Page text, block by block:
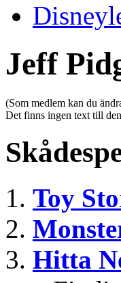
Jeff
(Som medlem kan du
Det finns ingen text till
Toy
Hitta